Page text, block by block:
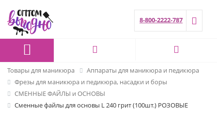
8-800-2222-787
Товары для маникюра
Аппараты для маникюра и педикюра
Фрезы для маникюра и педикюра, насадки и боры
СМЕННЫЕ ФАЙЛЫ и ОСНОВЫ
Сменные файлы для основы L 240 грит (100шт.) РОЗОВЫЕ